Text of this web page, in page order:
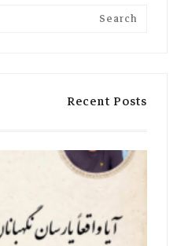
Search
Recent Posts